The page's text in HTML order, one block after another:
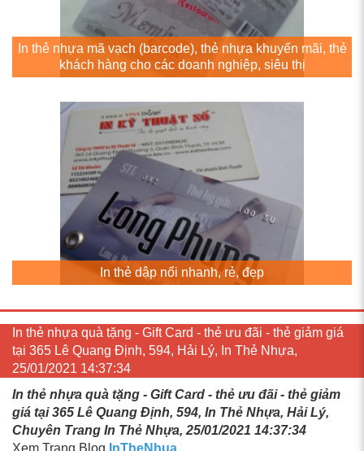
In thẻ nhựa mã vạch (barcode), thẻ nhựa khuyến mãi, thẻ
khách hàng cho các doanh nghiệp, siêu thị
In thẻ dập nổi nhanh, rẻ, đẹp
In thẻ nhựa quà tặng - Gift Card - thẻ ưu đãi - thẻ giảm giá
tại 365 Lê Quang Định, 594, Hải Lý, In Thẻ Nhựa,
25/01/2021 14:37:34
In thẻ nhựa quà tặng - Gift Card - thẻ ưu đãi - thẻ giảm
giá tại 365 Lê Quang Định, 594, In Thẻ Nhựa, Hải Lý,
Chuyên Trang In Thẻ Nhựa, 25/01/2021 14:37:34